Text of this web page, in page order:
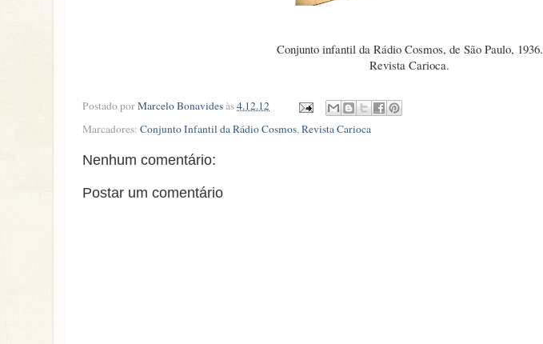
Conjunto infantil da Rádio Cosmos, de São Paulo, 1936.
Revista Carioca.
Postado porMarcelo Bonavidesàs4.12.12
Marcadores: Conjunto Infantil da Rádio Cosmos, Revista Carioca
Nenhum comentário:
Postar um comentário